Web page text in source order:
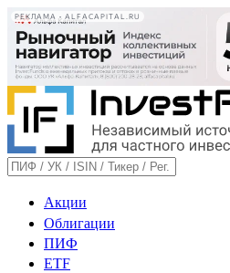
РЕКЛАМА • ALFACAPITAL.RU
Акции
Облигации
ПИФ
ETF